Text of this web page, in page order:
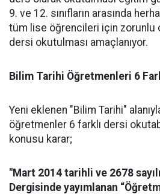
9. ve 12. sınıfların arasında
tüm lise öğrencileri için zorunlu
dersi okutulması amaçlanıyor.
Bilim Tarihi Öğretmenleri 6
Yeni eklenen "Bilim Tarihi"
öğretmenler 6 farklı dersi
konusu karar;
"Mart 2014 tarihli ve 2678
Dergisinde yayımlanan